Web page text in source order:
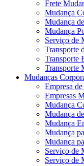
Frete
Mudança
Mudança
Mudança
Serviço de
Transporte
Transporte
Transporte
Mudanças
Empresa
Empresas
Mudança
Mudança
Mudança
Mudança
Mudança
Serviço de
Serviço de